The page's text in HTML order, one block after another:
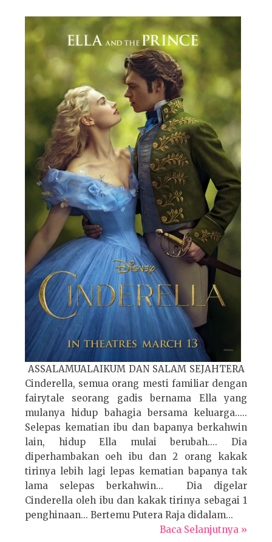
ASSALAMUALAIKUM DAN SALAM SEJAHTERA
Cinderella, semua orang mesti familiar dengan
fairytale seorang gadis bernama Ella yang
mulanya hidup bahagia bersama keluarga.....
Selepas kematian ibu dan bapanya berkahwin
lain, hidup Ella mulai berubah.... Dia
diperhambakan oeh ibu dan 2 orang kakak
tirinya lebih lagi lepas kematian bapanya tak
lama selepas berkahwin... Dia digelar
Cinderella oleh ibu dan kakak tirinya sebagai 1
penghinaan... Bertemu Putera Raja didalam...
Baca Selanjutnya »